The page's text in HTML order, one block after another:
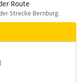
Route
Strecke Bernburg.